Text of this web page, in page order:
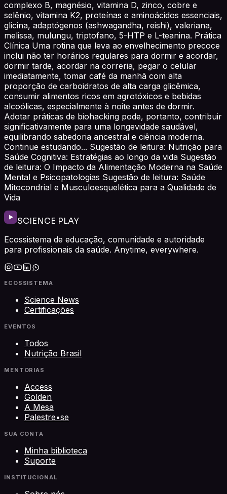
complexo B, magnésio, vitamina D, zinco, cobre e
selênio, vitamina K2, proteínas e aminoácidos essenciais,
glicina, adaptógenos (ashwagandha, reishi), valeriana,
melissa, mulungu, triptofano, 5-HTP e L-teanina. Prática
Clínica Uma rotina que leva ao envelhecimento precoce
inclui não ter horários regulares para dormir e acordar,
dormir tarde, acordar na correria, pegar o celular
imediatamente, tomar café da manhã com alta
proporção de carboidratos de alta carga glicêmica,
consumir alimentos ricos em agrotóxicos e bebidas
alcoólicas, especialmente à noite antes de dormir.
Adotar práticas de biohacking pode, portanto, contribuir
significativamente para uma longevidade saudável,
equilibrando sabedoria ancestral e ciência moderna.
Continue estudando... Sugestão de leitura: Nutrição para
Saúde Cognitiva: Estratégias ao longo da vida Sugestão
de leitura: O Impacto da Alimentação Moderna na Saúde
Mental e Psicopatologias Sugestão de leitura: Saúde
Mitocondrial e Musculoesquelética para a Qualidade de
Vida
SCIENCE PLAY
Ecossistema de educação, comunidade e autoridade
para profissionais da saúde. Anytime, everywhere.
ECOSSISTEMA
Science News
Certificações
EVENTOS
Todos
Nutrição Brasil
MENTORIAS
Access
Golden
A Mesa
Palestre•se
SUA CONTA
Minha biblioteca
Suporte
INSTITUCIONAL